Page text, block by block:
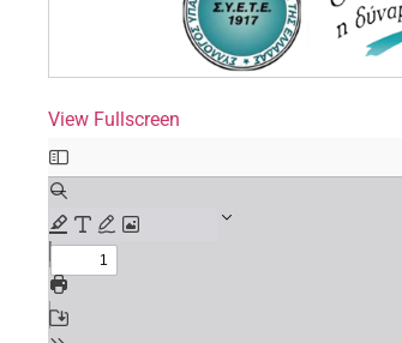
View Fullscreen